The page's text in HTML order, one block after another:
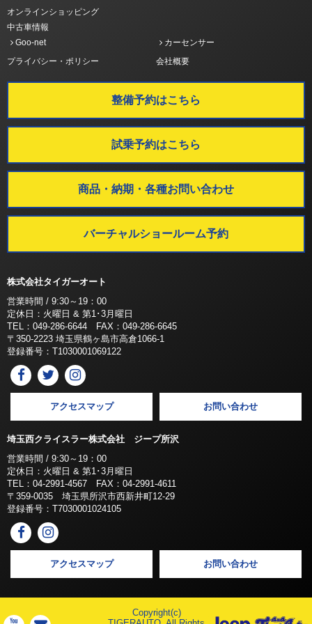
オンラインショッピング
中古車情報
Goo-net
カーセンサー
プライバシー・ポリシー
会社概要
整備予約はこちら
試乗予約はこちら
商品・納期・各種お問い合わせ
バーチャルショールーム予約
株式会社タイガーオート
営業時間 / 9:30～19：00
定休日：火曜日 & 第1･3月曜日
TEL：049-286-6644 FAX：049-286-6645
〒350-2223 埼玉県鶴ヶ島市高倉1066-1
登録番号：T1030001069122
アクセスマップ お問い合わせ
埼玉西クライスラー株式会社 ジープ所沢
営業時間 / 9:30～19：00
定休日：火曜日 & 第1･3月曜日
TEL：04-2991-4567 FAX：04-2991-4611
〒359-0035 埼玉県所沢市西新井町12-29
登録番号：T7030001024105
アクセスマップ お問い合わせ
Copyright(c)